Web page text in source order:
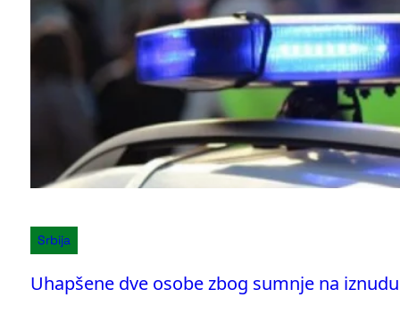
Srbija
Uhapšene dve osobe zbog sumnje na iznudu